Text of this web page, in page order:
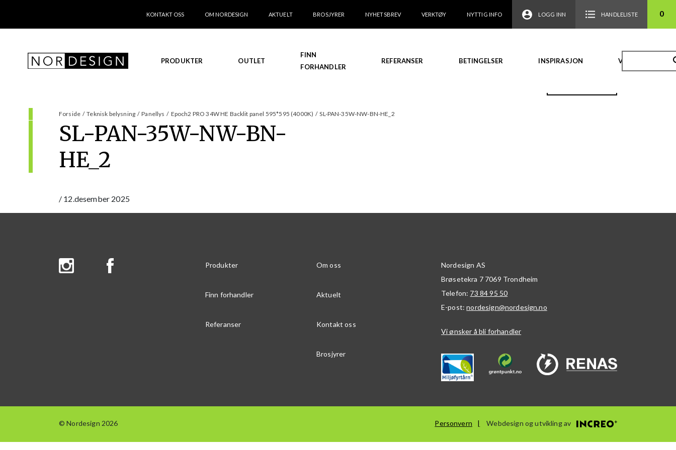
KONTAKT OSS OM NORDESIGN AKTUELT BROSJYRER NYHETSBREV VERKTØY NYTTIG INFO LOGG INN HANDLELISTE 0
PRODUKTER OUTLET
FINN
FORHANDLER
REFERANSER BETINGELSER INSPIRASJON VIDEO
Forside / Teknisk belysning / Panellys / Epoch2 PRO 34W HE Backlit panel 595*595 (4000K) / SL-PAN-35W-NW-BN-HE_2
SL-PAN-35W-NW-BN-
HE_2
/ 12.desember 2025
Produkter Om oss
Finn forhandler Aktuelt
Referanser Kontakt oss
Brosjyrer
Nordesign AS
Brøsetekra 7 7069 Trondheim
Telefon: 73 84 95 50
E-post:nordesign@nordesign.no
Vi ønsker å bli forhandler
© Nordesign 2026 Personvern Webdesign og utvikling av